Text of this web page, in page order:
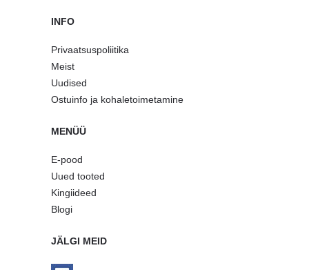
INFO
Privaatsuspoliitika
Meist
Uudised
Ostuinfo ja kohaletoimetamine
MENÜÜ
E-pood
Uued tooted
Kingiideed
Blogi
JÄLGI MEID